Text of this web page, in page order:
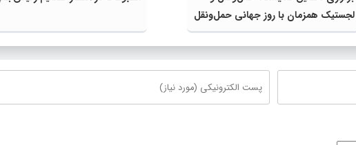
لجستیک همزمان با روز جهانی حمل‌ونقل
پایدار سازمان ملل متحد